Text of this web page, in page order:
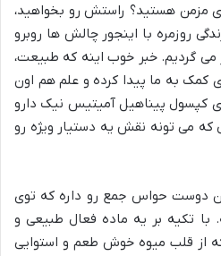
مزمن هستید؟ راستش رو بخواهید،
روزمره با اینجور چالش ها روبرو
می گردیم. خبر خوب اینه که طبیعت،
کمک به ما پیدا کرده و علم هم اون
کپسول پیناهیل آمیتیس نیک دارو
که می تونه نقش یه دستیار ویژه رو
دوست حواس جمع رو داره که توی
تکیه بر یه ماده فعال طبیعی و
از قلب میوه خوش طعم و استوایی